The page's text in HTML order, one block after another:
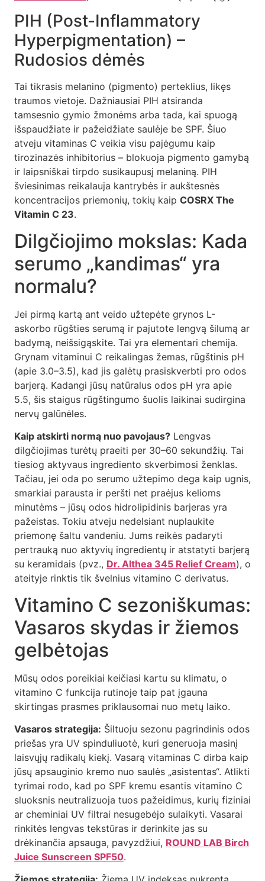
PIH (Post-Inflammatory
Hyperpigmentation) –
Rudosios dėmės
Tai tikrasis melanino (pigmento) perteklius, likęs
traumos vietoje. Dažniausiai PIH atsiranda
tamsesnio gymio žmonėms arba tada, kai spuogą
išspaudžiate ir pažeidžiate saulėje be SPF. Šiuo
atveju vitaminas C veikia visu pajėgumu kaip
tirozinazės inhibitorius – blokuoja pigmento gamybą
ir laipsniškai tirpdo susikaupusį melaniną. PIH
šviesinimas reikalauja kantrybės ir aukštesnės
koncentracijos priemonių, tokių kaip COSRX The
Vitamin C 23.
Dilgčiojimo mokslas: Kada
serumo „kandimas“ yra
normalu?
Jei pirmą kartą ant veido užtepėte grynos L-
askorbo rūgšties serumą ir pajutote lengvą šilumą ar
badymą, neišsigąskite. Tai yra elementari chemija.
Grynam vitaminui C reikalingas žemas, rūgštinis pH
(apie 3.0–3.5), kad jis galėtų prasiskverbti pro odos
barjerą. Kadangi jūsų natūralus odos pH yra apie
5.5, šis staigus rūgštingumo šuolis laikinai sudirgina
nervų galūnėles.
Kaip atskirti normą nuo pavojaus? Lengvas
dilgčiojimas turėtų praeiti per 30–60 sekundžių. Tai
tiesiog aktyvaus ingrediento skverbimosi ženklas.
Tačiau, jei oda po serumo užtepimo dega kaip ugnis,
smarkiai parausta ir peršti net praėjus kelioms
minutėms – jūsų odos hidrolipidinis barjeras yra
pažeistas. Tokiu atveju nedelsiant nuplaukite
priemonę šaltu vandeniu. Jums reikės padaryti
pertrauką nuo aktyvių ingredientų ir atstatyti barjerą
su keramidais (pvz., Dr. Althea 345 Relief Cream), o
ateityje rinktis tik švelnius vitamino C derivatus.
Vitamino C sezoniškumas:
Vasaros skydas ir žiemos
gelbėtojas
Mūsų odos poreikiai keičiasi kartu su klimatu, o
vitamino C funkcija rutinoje taip pat įgauna
skirtingas prasmes priklausomai nuo metų laiko.
Vasaros strategija: Šiltuoju sezonu pagrindinis odos
priešas yra UV spinduliuotė, kuri generuoja masinį
laisvųjų radikalų kiekį. Vasarą vitaminas C dirba kaip
jūsų apsauginio kremo nuo saulės „asistentas“. Atlikti
tyrimai rodo, kad po SPF kremu esantis vitamino C
sluoksnis neutralizuoja tuos pažeidimus, kurių fiziniai
ar cheminiai UV filtrai nesugebėjo sulaikyti. Vasarai
rinkitės lengvas tekstūras ir derinkite jas su
drėkinančia apsauga, pavyzdžiui, ROUND LAB Birch
Juice Sunscreen SPF50.